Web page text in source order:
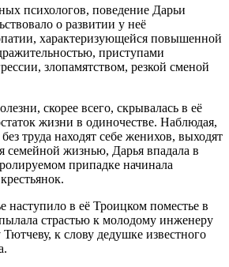
психологов, поведение Дарьи
о развитии у неё
характеризующейся повышенной
приступами
злопамятством, резкой сменой
скорее всего, скрывалась в её
жизни в одиночестве. Наблюдая,
труда находят себе женихов, выходят
семейной жизнью, Дарья впадала в
припадке начинала
наступило в её Троицком поместье в
страстью к молодому инженеру
к слову дедушке известного